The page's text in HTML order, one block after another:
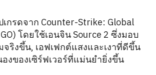
เกรดจาก Counter-Strike: Global
โดยใช้เอนจิน Source 2 ซึ่งมอบ
ริงขึ้น, เอฟเฟกต์แสงและเงาที่ดีขึ้น
งของเซิร์ฟเวอร์ที่แม่นยำยิ่งขึ้น